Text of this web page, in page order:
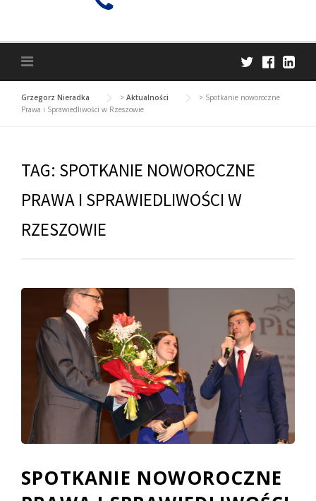
Grzegorz Nieradka > Aktualności > Spotkanie noworoczne
Prawa i Sprawiedliwości w Rzeszowie
TAG: SPOTKANIE NOWOROCZNE
PRAWA I SPRAWIEDLIWOŚCI W
RZESZOWIE
SPOTKANIE NOWOROCZNE